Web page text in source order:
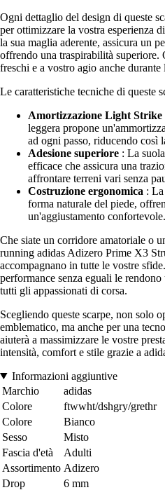
Ogni dettaglio del design di queste
per ottimizzare la vostra esperienza
la sua maglia aderente, assicura un
offrendo una traspirabilità superiore.
freschi e a vostro agio anche
Le caratteristiche tecniche di queste
Amortizzazione Light Strike
leggera propone
ad ogni passo, riducendo così
Adesione superiore : La
efficace che assicura una
affrontare terreni vari senza
Costruzione ergonomica : La
forma naturale del piede,
un'aggiustamento confortevole.
Che siate un corridore amatoriale o
running adidas Adizero Prime X3
accompagnano in tutte le vostre
performance senza eguali le
tutti gli appassionati di corsa.
Scegliendo queste scarpe, non solo
emblematico, ma anche per una
aiuterà a massimizzare le vostre
intensità, comfort e stile grazie a
Informazioni aggiuntive
Marchio
adidas
Colore
ftwwht/dshgry/grethr
Colore
Bianco
Sesso
Misto
Fascia d'età
Adulti
Assortimento Adizero
Drop
6 mm